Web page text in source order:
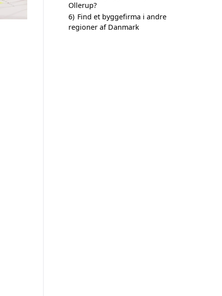
Ollerup?
6) Find et byggefirma i andre
regioner af Danmark